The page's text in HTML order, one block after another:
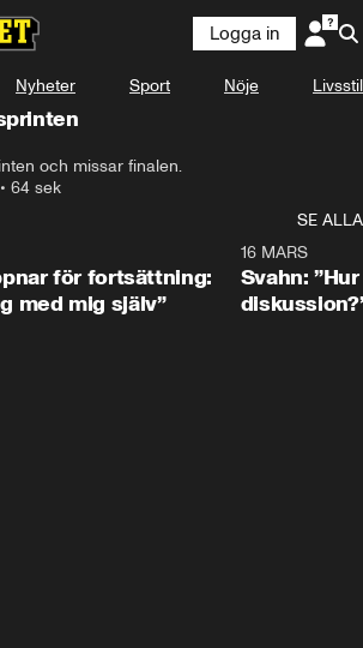
Logga in
Nyheter Sport Nöje Livsstil
och missar finalen.
• 64 sek
SE ALLA
för fortsättning:
med mig själv”
16 MARS
Svahn: